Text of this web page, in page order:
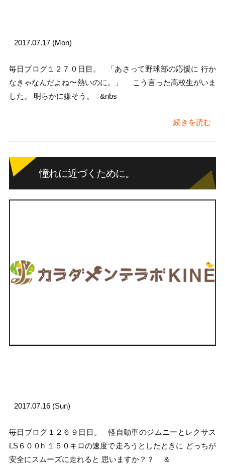
2017.07.17 (Mon)
毎日ブログ１２７０日目。 「あさって野球部の応援に 行か
なきゃなんだよね〜熱いのに。」 こう言った高校生がいま
した。 明らかに嫌そう。 &nbs
続きを読む
憧れに近づくために。
2017.07.16 (Sun)
毎日ブログ１２６９日目。 軽自動車のジムニーとレクサス
LS６００h １５０キロの速度で走ろうとしたときに どっちが
安全にスムーズに走れると 思いますか？？ &